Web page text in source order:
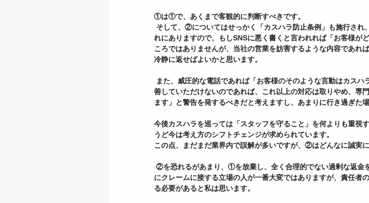
①は①で、あくまで客観的に判断すべきです。
れにありますので、もしSNSに悪く書くと言われれば「お客様が
ころではありませんが、当社の営業を妨害するような内容であれ
冷静に返せばよいかと思います。
善していただけないのであれば、これ以上の対応は取りやめ、専
ます」と警告を発するべきだと考えますし、あまりに行き過ぎた
今後カスハラを巡っては「スタッフを守ること」を何よりも重視
うど今は考え方のシフトチェンジが求められています。
この点、まだまだ業界内で誤解が多いですが、②はどんなに誠実
にクレームに接する立場の人が一番大変ではありますが、責任者
る必要があると私は思います。